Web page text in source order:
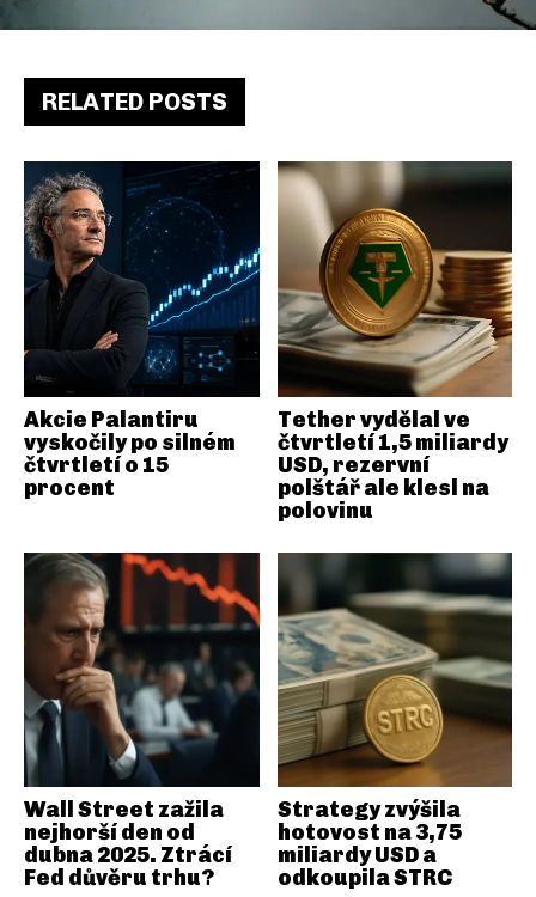
RELATED POSTS
Akcie Palantiru
vyskočily po silném
čtvrtletí o 15
procent
Tether vydělal ve
čtvrtletí 1,5 miliardy
USD, rezervní
polštář ale klesl na
polovinu
Wall Street zažila
nejhorší den od
dubna 2025. Ztrácí
Fed důvěru trhu?
Strategy zvýšila
hotovost na 3,75
miliardy USD a
odkoupila STRC